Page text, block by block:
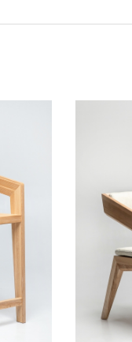
тонировки
высоты ножек